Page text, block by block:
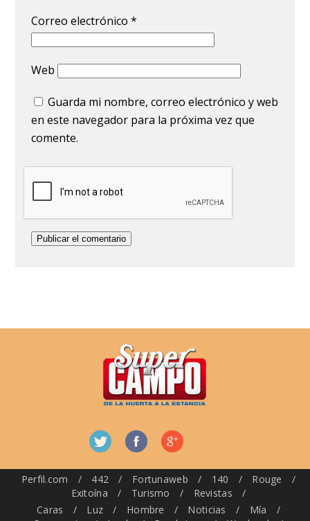
Correo electrónico*
Web
Guarda mi nombre, correo electrónico y web
en este navegador para la próxima vez que
comente.
Perfil.com / 442 / Fortunaweb / 140 / Rouge
/
Exitoína
/ Turismo / Revistas
/
Caras
/ Luz / Hombre / Noticias / Mía
/